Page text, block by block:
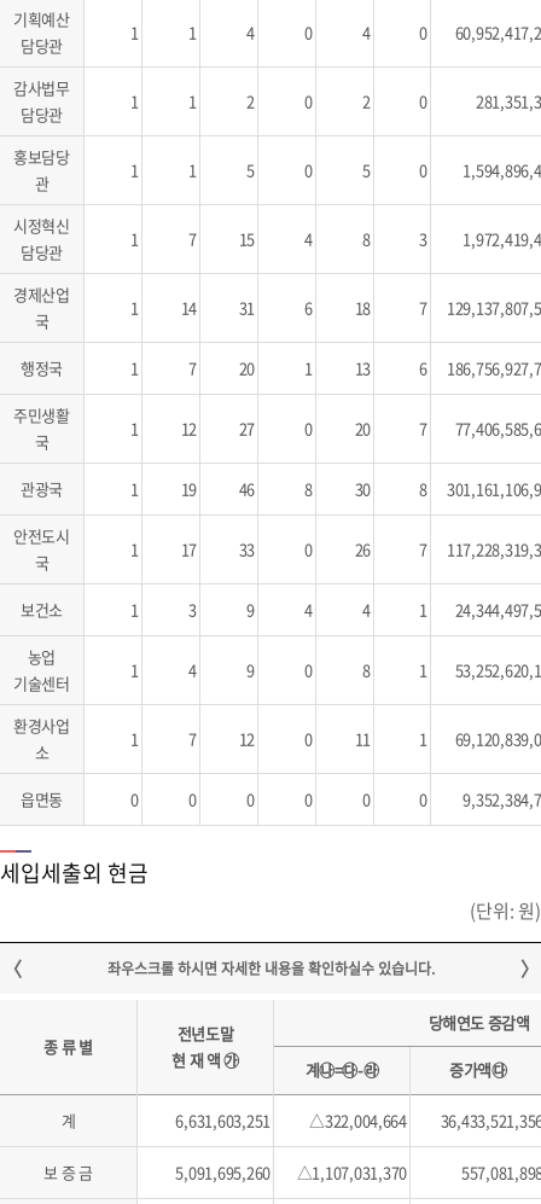
기획예산
담당관
1 1 4 0 4 0
감사법무
담당관
1 1 2 0 2 0
홍보담당
관
1 1 5 0 5 0
시정혁신
담당관
1 7 15 4 8 3
경제산업
국
1 14 31 6 18 7
행정국 1 7 20 1 13 6
주민생활
국
1 12 27 0 20 7
관광국 1 19 46 8 30 8
안전도시
국
1 17 33 0 26 7
보건소 1 3 9 4 4 1
농업
기술센터
1 4 9 0 8 1
환경사업
소
1 7 12 0 11 1
읍면동 0 0 0 0 0 0
세입세출외 현금
(단위: 원)
종 류 별
전년도말
현 재 액 ㉮
당해연도 증감액
계㉯=㉰-㉱ 증가액㉰
계 6,631,603,251 △322,004,664
보 증 금 5,091,695,260 △1,107,031,370